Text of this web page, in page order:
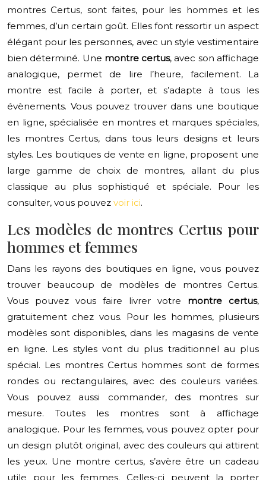
montres Certus, sont faites, pour les hommes et les
femmes, d’un certain goût. Elles font ressortir un aspect
élégant pour les personnes, avec un style vestimentaire
bien déterminé. Une montre certus, avec son affichage
analogique, permet de lire l’heure, facilement. La
montre est facile à porter, et s’adapte à tous les
évènements. Vous pouvez trouver dans une boutique
en ligne, spécialisée en montres et marques spéciales,
les montres Certus, dans tous leurs designs et leurs
styles. Les boutiques de vente en ligne, proposent une
large gamme de choix de montres, allant du plus
classique au plus sophistiqué et spéciale. Pour les
consulter, vous pouvez voir ici.
Les modèles de montres Certus pour
hommes et femmes
Dans les rayons des boutiques en ligne, vous pouvez
trouver beaucoup de modèles de montres Certus.
Vous pouvez vous faire livrer votre montre certus,
gratuitement chez vous. Pour les hommes, plusieurs
modèles sont disponibles, dans les magasins de vente
en ligne. Les styles vont du plus traditionnel au plus
spécial. Les montres Certus hommes sont de formes
rondes ou rectangulaires, avec des couleurs variées.
Vous pouvez aussi commander, des montres sur
mesure. Toutes les montres sont à affichage
analogique. Pour les femmes, vous pouvez opter pour
un design plutôt original, avec des couleurs qui attirent
les yeux. Une montre certus, s’avère être un cadeau
utile pour les femmes. Celles-ci peuvent la porter